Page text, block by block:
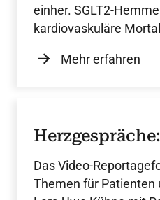
einher. SGLT2-
kardiovaskuläre
Effekte unabhängig
Operation.
Mehr erfahren
Das Video-
Themen für Patienten